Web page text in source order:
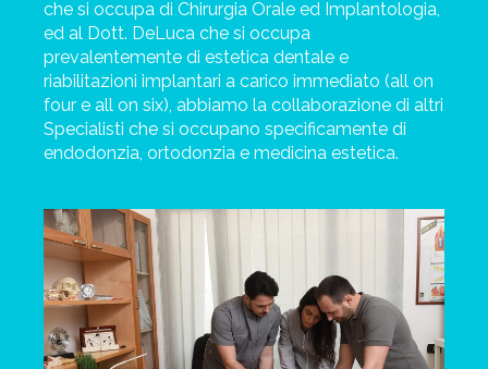
che si occupa di Chirurgia Orale ed Implantologia,
ed al Dott. DeLuca che si occupa
prevalentemente di estetica dentale e
riabilitazioni implantari a carico immediato (all on
four e all on six), abbiamo la collaborazione di altri
Specialisti che si occupano specificamente di
endodonzia, ortodonzia e medicina estetica.